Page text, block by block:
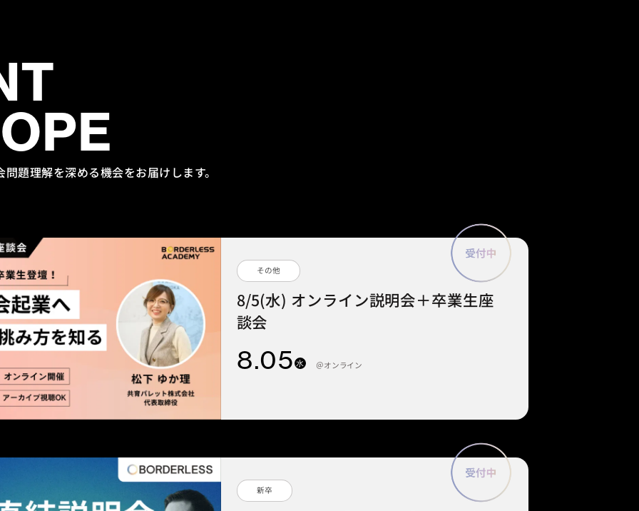
問題理解を深める機会をお届けします。
その他
8/5(水) オンライン説明会＋卒業生座
談会
8.05 水 ＠オンライン
新卒